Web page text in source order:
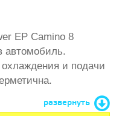
EP Camino 8
автомобиль.
и подачи
развернуть